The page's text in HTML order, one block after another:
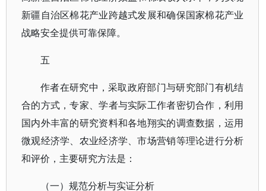
新疆自治区棉花产业跨越式发展和确保国家棉花产业
战略安全提供可靠保障。
五
作者在研究中，采取政府部门与研究部门有机结
合的方式，专家、学者与实际工作者密切合作，利用
国内外丰富的研究资料和各地翔实的调查数据，运用
微观经济学、农业经济学、市场营销等理论进行分析
和评价，主要研究方法是：
（一）规范分析与实证分析